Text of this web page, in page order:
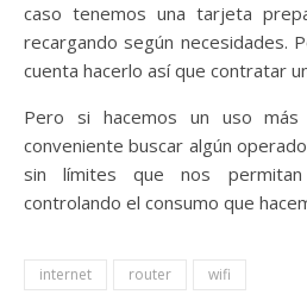
caso tenemos una tarjeta
recargando según necesidades.
cuenta hacerlo así que contratar
Pero si hacemos un uso
conveniente buscar algún
sin límites que nos
controlando el consumo que
internet router wifi